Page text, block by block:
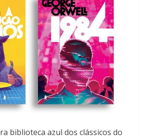
biblioteca azul dos clássicos do